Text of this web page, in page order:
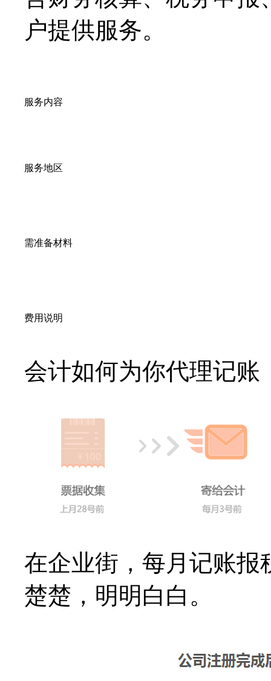
户提供服务。
服务内容
服务地区
需准备材料
费用说明
会计如何为你代理记账
在企业街，每月记账报
楚楚，明明白白。